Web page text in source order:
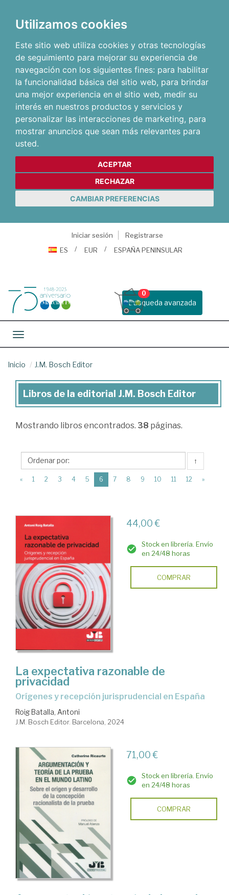
Utilizamos cookies
Este sitio web utiliza cookies y otras tecnologías
de seguimiento para mejorar su experiencia de
navegación con los siguientes fines: para habilitar
la funcionalidad básica del sitio web, para brindar
una mejor experiencia en el sitio web, medir su
interés en nuestros productos y servicios y
personalizar las interacciones de marketing, para
mostrar anuncios que sean más relevantes para
usted.
ACEPTAR
RECHAZAR
CAMBIAR PREFERENCIAS
Iniciar sesión
Registrarse
ES
EUR ESPAÑA PENINSULAR
Busqueda avanzada
0
Toggle navigation
Inicio J.M. Bosch Editor
Libros
la
J.M.
Bosch
Libros de la editorial J.M. Bosch Editor
Mostrando libros encontrados. 38 páginas.
↑
« 1 2 3 4 5 6 (current)
7 8 9 10 11 12 »
44,00 €
Stock en librería. Envío
en 24/48 horas
COMPRAR
La expectativa razonable de
privacidad
Orígenes y recepción jurisprudencial en España
Roig Batalla, Antoni
J.M. Bosch Editor. Barcelona, 2024
71,00 €
Stock en librería. Envío
en 24/48 horas
COMPRAR